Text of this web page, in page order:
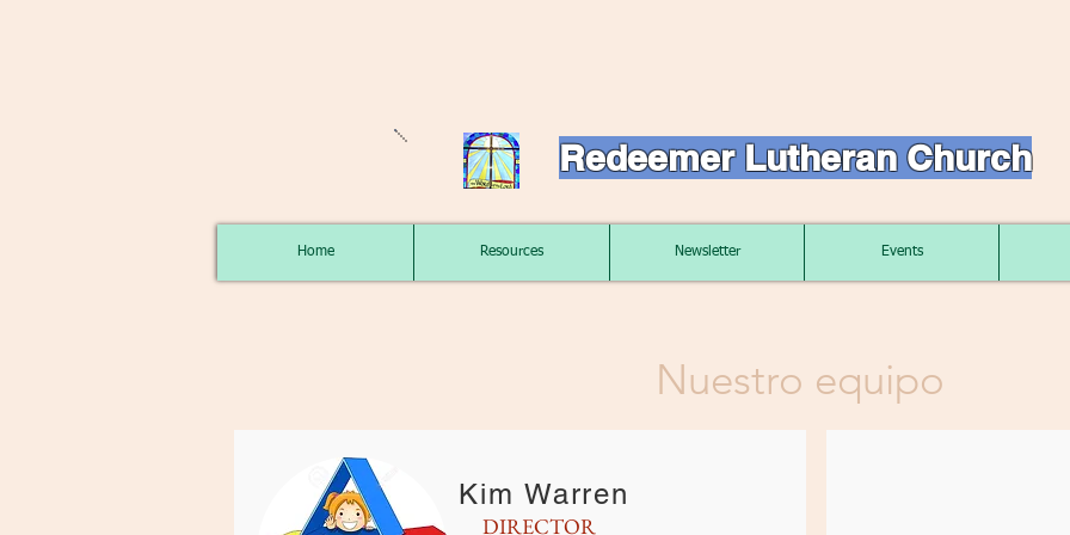
Redeemer Lutheran Church
Home Resources Newsletter Events
Nuestro equipo
Kim Warren
DIRECTOR